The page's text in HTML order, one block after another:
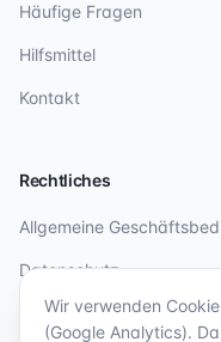
Wir verwenden
(Google Analytics).
Häufige Fragen
Hilfsmittel
Kontakt
Rechtliches
Allgemeine
Datenschutz
Impressum